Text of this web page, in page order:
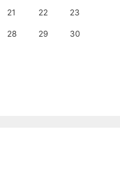
21 22 23
28 29 30